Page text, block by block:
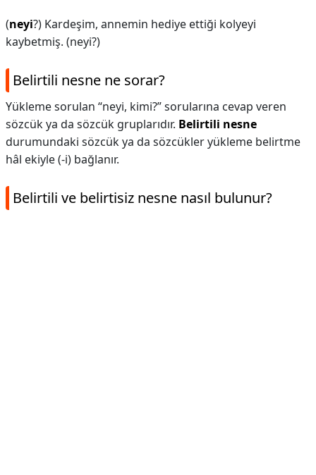
(neyi?) Kardeşim, annemin hediye ettiği kolyeyi
kaybetmiş. (neyi?)
Belirtili nesne ne sorar?
Yükleme sorulan “neyi, kimi?” sorularına cevap veren
sözcük ya da sözcük gruplarıdır. Belirtili nesne
durumundaki sözcük ya da sözcükler yükleme belirtme
hâl ekiyle (-i) bağlanır.
Belirtili ve belirtisiz nesne nasıl bulunur?